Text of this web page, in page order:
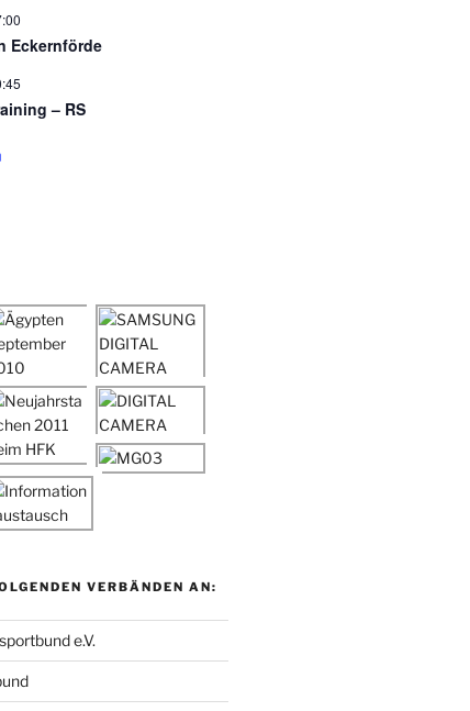
Eckernförde
– RS
VERBÄNDEN AN:
e.V.